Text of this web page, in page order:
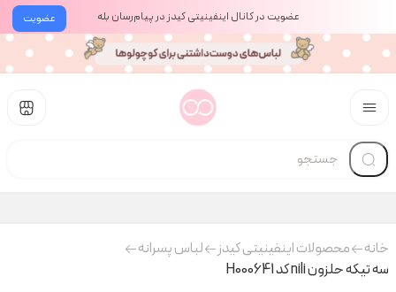
عضویت عضویت در کانال اینفینیتی کیدز در پیام‌رسان بله
خانه محصولات اینفینیتی کیدز
لباس پسرانه
سه تیکه حلزون nili کد H000641